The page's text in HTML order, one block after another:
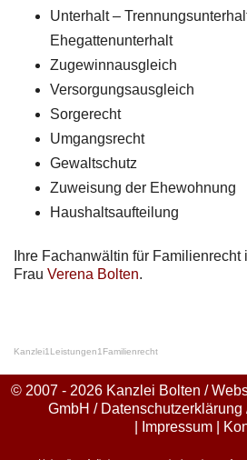
Unterhalt –
Ehegattenunterhalt
Zugewinnausgleich
Versorgungsausgleich
Sorgerecht
Umgangsrecht
Gewaltschutz
Zuweisung der Ehewohnung
Haushaltsaufteilung
Ihre Fachanwältin für Familienrecht
Frau Verena Bolten.
Kanzlei1 Leistungen1 Familienrecht
© 2007 - 2026 Kanzlei Bolten /
GmbH / Datenschutzerklärung
Impressum